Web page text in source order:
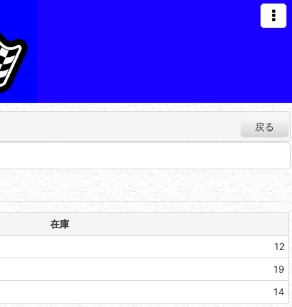
戻る
在庫
12
19
14